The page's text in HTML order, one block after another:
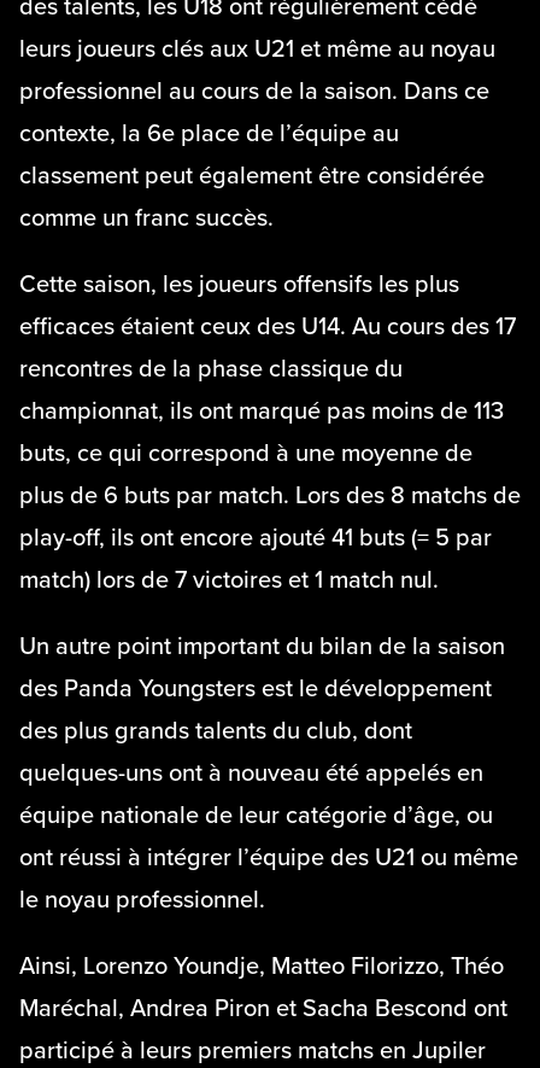
des talents, les U18 ont régulièrement cédé
leurs joueurs clés aux U21 et même au noyau
professionnel au cours de la saison. Dans ce
contexte, la 6e place de l’équipe au
classement peut également être considérée
comme un franc succès.
Cette saison, les joueurs offensifs les plus
efficaces étaient ceux des U14. Au cours des 17
rencontres de la phase classique du
championnat, ils ont marqué pas moins de 113
buts, ce qui correspond à une moyenne de
plus de 6 buts par match. Lors des 8 matchs de
play-off, ils ont encore ajouté 41 buts (= 5 par
match) lors de 7 victoires et 1 match nul.
Un autre point important du bilan de la saison
des Panda Youngsters est le développement
des plus grands talents du club, dont
quelques-uns ont à nouveau été appelés en
équipe nationale de leur catégorie d’âge, ou
ont réussi à intégrer l’équipe des U21 ou même
le noyau professionnel.
Ainsi, Lorenzo Youndje, Matteo Filorizzo, Théo
Maréchal, Andrea Piron et Sacha Bescond ont
participé à leurs premiers matchs en Jupiler